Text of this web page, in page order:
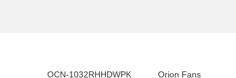
OCN-1032RHHDWPK Orion Fans